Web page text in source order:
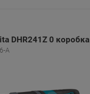
DHR241Z 0 коробка
A